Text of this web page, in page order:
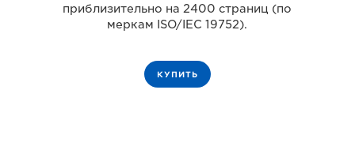
приблизительно на 2400 страниц (по
меркам ISO/IEC 19752).
КУПИТЬ